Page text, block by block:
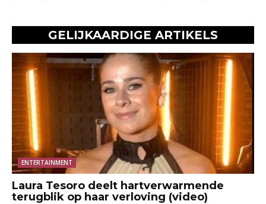
GELIJKAARDIGE ARTIKELS
ENTERTAINMENT
Laura Tesoro deelt hartverwarmende
terugblik op haar verloving (video)